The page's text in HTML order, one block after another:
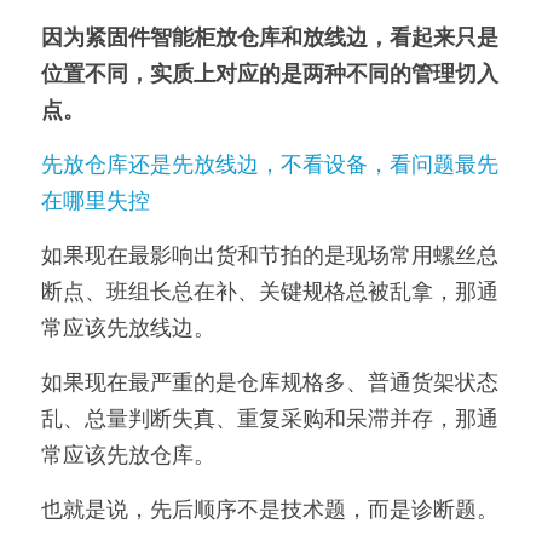
因为紧固件智能柜放仓库和放线边，看起来只是
位置不同，实质上对应的是两种不同的管理切入
点。
先放仓库还是先放线边，不看设备，看问题最先
在哪里失控
如果现在最影响出货和节拍的是现场常用螺丝总
断点、班组长总在补、关键规格总被乱拿，那通
常应该先放线边。
如果现在最严重的是仓库规格多、普通货架状态
乱、总量判断失真、重复采购和呆滞并存，那通
常应该先放仓库。
也就是说，先后顺序不是技术题，而是诊断题。